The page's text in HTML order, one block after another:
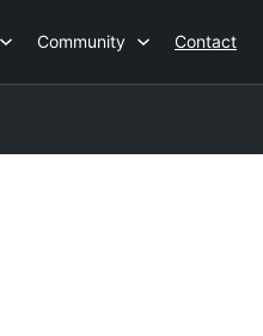
Community Contact